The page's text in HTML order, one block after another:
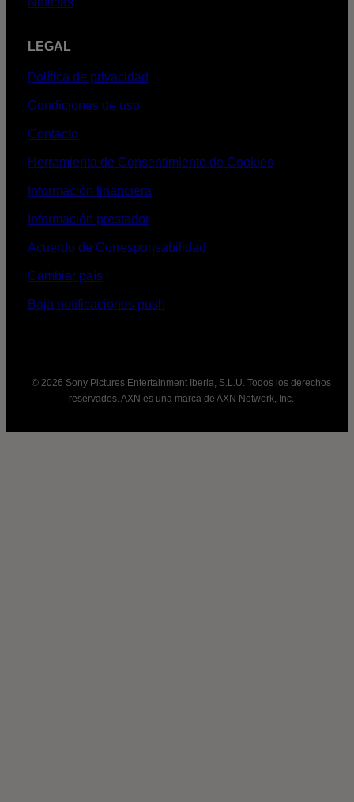
LEGAL
Política de privacidad
Condiciones de uso
Contacto
Herramienta de Consentimiento de Cookies
Información financiera
Información prestador
Acuerdo de Corresponsabilidad
Cambiar país
Baja notificaciones push
© 2026 Sony Pictures Entertainment Iberia, S.L.U. Todos los derechos
reservados. AXN es una marca de AXN Network, Inc.